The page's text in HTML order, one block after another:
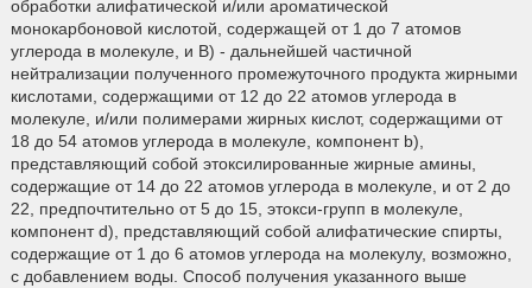
обработки алифатической и/или ароматической
монокарбоновой кислотой, содержащей от 1 до 7 атомов
углерода в молекуле, и В) - дальнейшей частичной
нейтрализации полученного промежуточного продукта жирными
кислотами, содержащими от 12 до 22 атомов углерода в
молекуле, и/или полимерами жирных кислот, содержащими от
18 до 54 атомов углерода в молекуле, компонент b),
представляющий собой этоксилированные жирные амины,
содержащие от 14 до 22 атомов углерода в молекуле, и от 2 до
22, предпочтительно от 5 до 15, этокси-групп в молекуле,
компонент d), представляющий собой алифатические спирты,
содержащие от 1 до 6 атомов углерода на молекулу, возможно,
с добавлением воды. Способ получения указанного выше